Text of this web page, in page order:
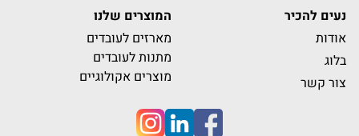
נעים להכיר
אודות
בלוג
צור קשר
המוצרים שלנו
מארזים לעובדים
מתנות לעובדים
מוצרים אקולוגיים